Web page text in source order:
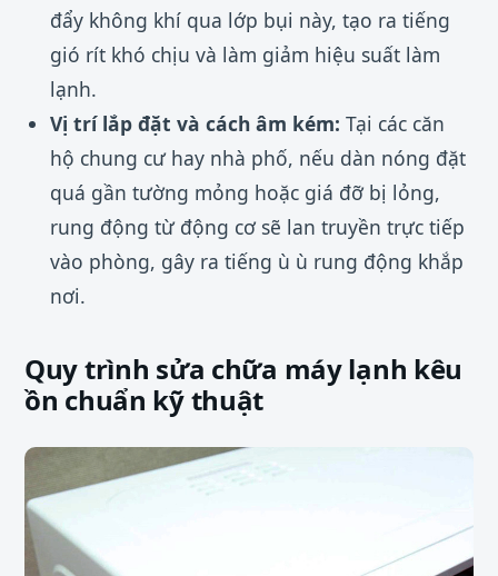
đẩy không khí qua lớp bụi này, tạo ra tiếng
gió rít khó chịu và làm giảm hiệu suất làm
lạnh.
Vị trí lắp đặt và cách âm kém: Tại các căn
hộ chung cư hay nhà phố, nếu dàn nóng đặt
quá gần tường mỏng hoặc giá đỡ bị lỏng,
rung động từ động cơ sẽ lan truyền trực tiếp
vào phòng, gây ra tiếng ù ù rung động khắp
nơi.
Quy trình sửa chữa máy lạnh kêu
ồn chuẩn kỹ thuật